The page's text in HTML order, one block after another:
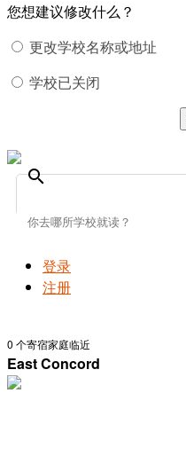
您想建议修改什么？
更改学校名称或地址
学校已关闭
search
登录
注册
0 个寄宿家庭临近
East Concord